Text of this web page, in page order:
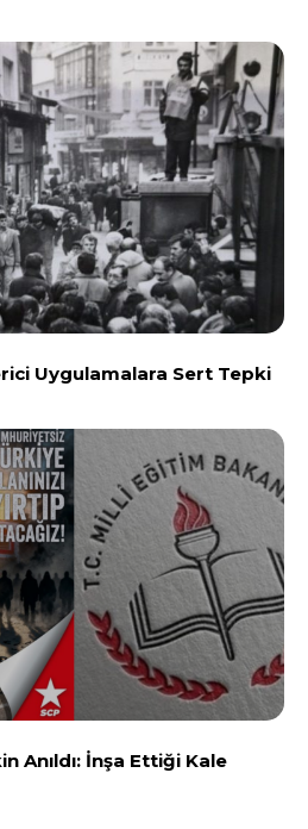
Uygulamalara Sert Tepki
Anıldı: İnşa Ettiği Kale